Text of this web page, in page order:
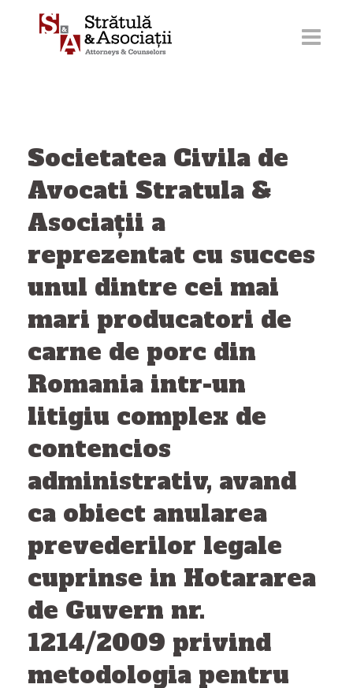
Societatea Civila de
Avocati Stratula &
Asociații a
reprezentat cu succes
unul dintre cei mai
mari producatori de
carne de porc din
Romania intr-un
litigiu complex de
contencios
administrativ, avand
ca obiect anularea
prevederilor legale
cuprinse in Hotararea
de Guvern nr.
1214/2009 privind
metodologia pentru